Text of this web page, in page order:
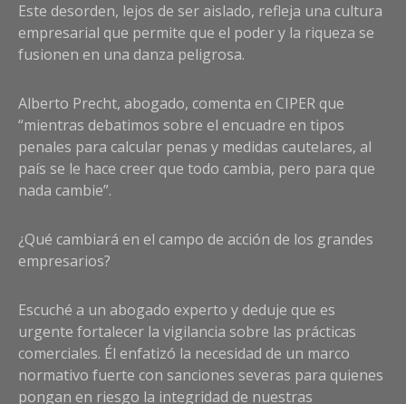
Este desorden, lejos de ser aislado, refleja una cultura
empresarial que permite que el poder y la riqueza se
fusionen en una danza peligrosa.
Alberto Precht, abogado, comenta en CIPER que
“mientras debatimos sobre el encuadre en tipos
penales para calcular penas y medidas cautelares, al
país se le hace creer que todo cambia, pero para que
nada cambie”.
¿Qué cambiará en el campo de acción de los grandes
empresarios?
Escuché a un abogado experto y deduje que es
urgente fortalecer la vigilancia sobre las prácticas
comerciales. Él enfatizó la necesidad de un marco
normativo fuerte con sanciones severas para quienes
pongan en riesgo la integridad de nuestras